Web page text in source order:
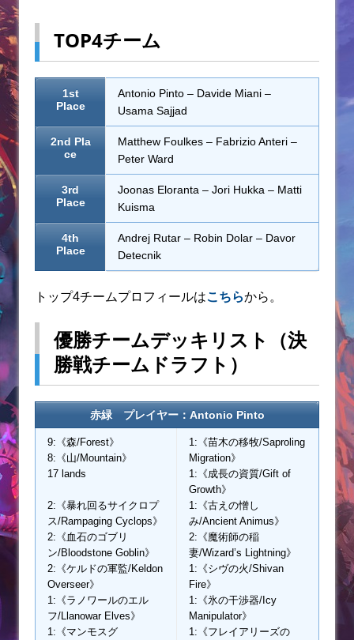
TOP4チーム
1st
Place
Antonio Pinto – Davide Miani –
Usama Sajjad
2nd Pla
ce
Matthew Foulkes – Fabrizio Anteri –
Peter Ward
3rd
Place
Joonas Eloranta – Jori Hukka – Matti
Kuisma
4th
Place
Andrej Rutar – Robin Dolar – Davor
Detecnik
トップ4チームプロフィールはこちらから。
優勝チームデッキリスト（決
勝戦チームドラフト）
赤緑 プレイヤー：Antonio Pinto
9:《森/Forest》
8:《山/Mountain》
17 lands
2:《暴れ回るサイクロプ
ス/Rampaging Cyclops》
2:《血石のゴブリ
ン/Bloodstone Goblin》
2:《ケルドの軍監/Keldon
Overseer》
1:《ラノワールのエル
フ/Llanowar Elves》
1:《マンモスグ
1:《苗木の移牧/Saproling
Migration》
1:《成長の資質/Gift of
Growth》
1:《古えの憎し
み/Ancient Animus》
2:《魔術師の稲
妻/Wizard’s Lightning》
1:《シヴの火/Shivan
Fire》
1:《氷の干渉器/Icy
Manipulator》
1:《フレイアリーズの